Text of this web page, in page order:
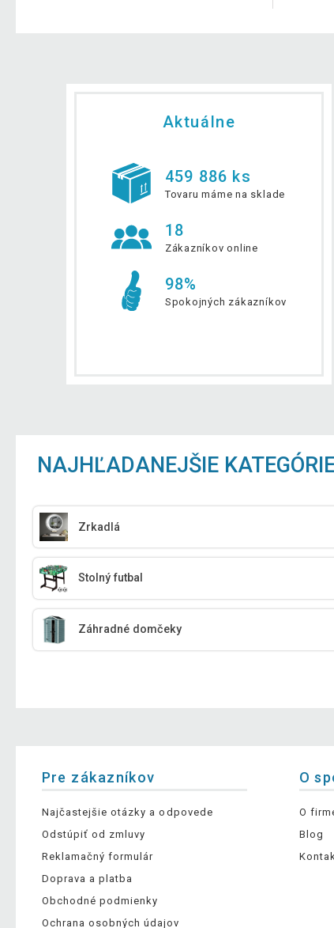
Aktuálne
459 886 ks
Tovaru máme na sklade
18
Zákazníkov online
98%
Spokojných zákazníkov
NAJHĽADANEJŠIE
Zrkadlá
Stolný futbal
Záhradné domčeky
Pre zákazníkov
Najčastejšie otázky a odpovede
Odstúpiť od zmluvy
Reklamačný formulár
Doprava a platba
Obchodné podmienky
Ochrana osobných údajov
O
O
Blog